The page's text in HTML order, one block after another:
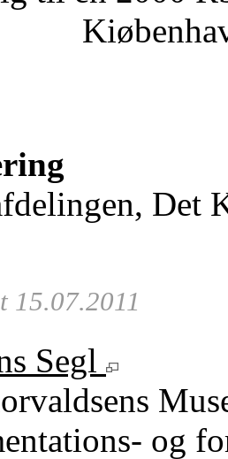
Det
15.07.2011
Segl
og